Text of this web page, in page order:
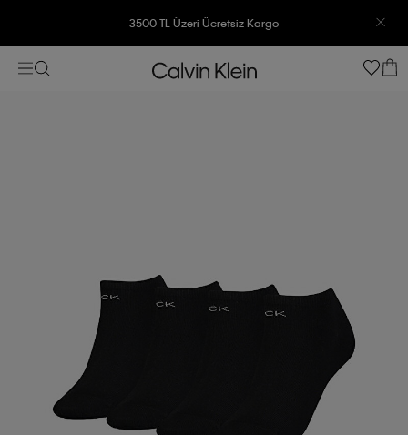
3500 TL Üzeri Ücretsiz Kargo
7500 TL Ve Üzeri Alışverişlerinizde 6 Taksit İmkanı